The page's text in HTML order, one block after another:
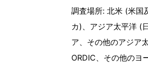
調査場所: 北米 (米国
カ)、アジア太平洋 (
ア、その他のアジア
ORDIC、その他のヨ